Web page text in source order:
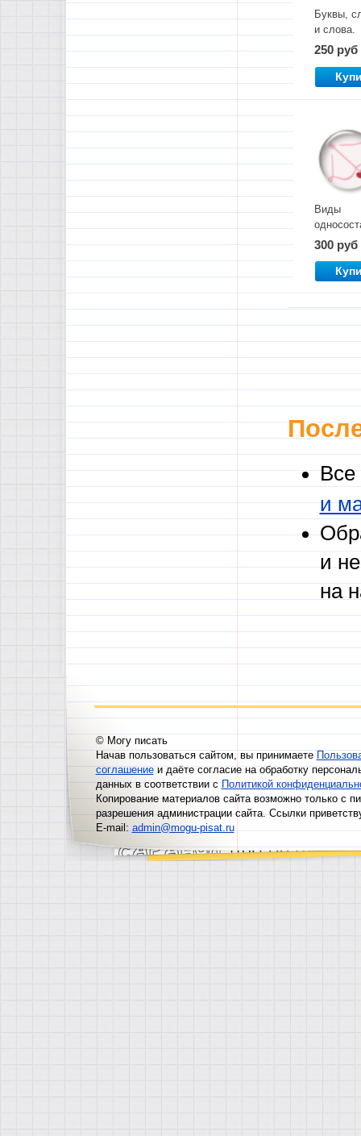
Буквы,
и слова.
Дубль
чтения
250 руб
Виды
300 руб
Все
и
и
на
© Могу писать
Начав пользоваться сайтом, вы принимаете
соглашениеи даёте согласие на обработку
данных в соответствии сПолитикой
Копирование материалов сайта возможно только с
разрешения администрации сайта. Ссылки
E-mail:admin@mogu-pisat.ru